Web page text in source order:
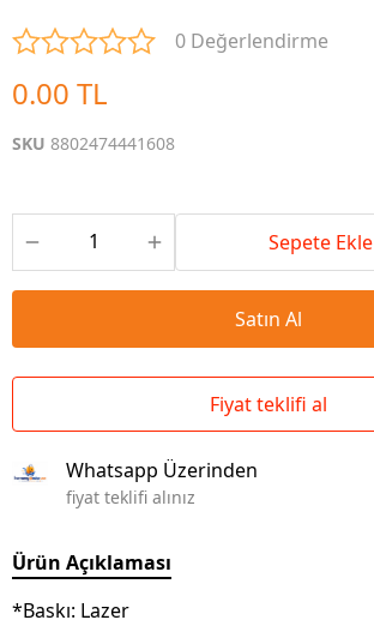
0 Değerlendirme
0.00 TL
SKU 8802474441608
Sepete Ekle
Satın Al
Fiyat teklifi al
Whatsapp Üzerinden
fiyat teklifi alınız
Ürün Açıklaması
*Baskı: Lazer